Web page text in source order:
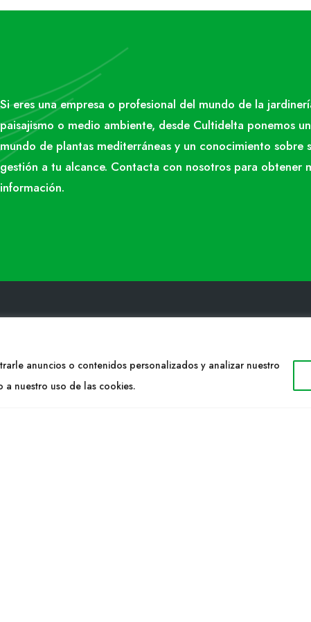
anuncios o contenidos personalizados y analizar nuestro
a nuestro uso de las cookies.
Si eres una empresa o profesional del mundo de la
paisajismo o medio ambiente, desde Cultidelta ponemos un
mundo de plantas mediterráneas y un conocimiento sobre
gestión a tu alcance. Contacta con nosotros para obtener
información.
977053013
WEB